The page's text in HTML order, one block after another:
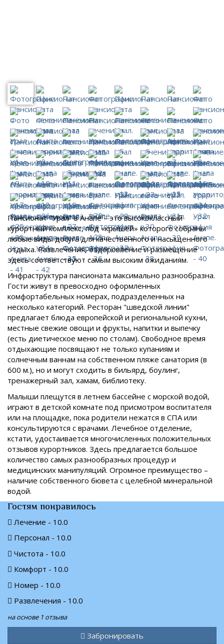
Пансионат "Урал" в Анапе – это высококлассный
курортный комплекс, под «крышей» которого собраны
любые виды досуга для качественного и насыщенного
отдыха. Развлечения, оздоровление и размещение
здесь соответствуют самым высоким ожиданиям.
Инфраструктура пансионата максимально разнообразна.
Гости живут в превосходно оформленных
комфортабельных номерах, подразделенных на
несколько категорий. Ресторан "шведской линии"
предлагает блюда европейской и региональной кухни,
местные свежие овощи и фрукты, напитки и выпечку
(есть диетическое меню по столам). Свободное время
отдыхающие посвящают не только купаниям и
солнечным ваннам на собственном пляже санатория (в
600 м.), но и могут сходить в бильярд, боулинг,
тренажерный зал, хамам, библиотеку.
Малыши плещутся в летнем бассейне с морской водой,
играют в детской комнате под присмотром воспитателя
или на площадке, пока родители нежатся в СПА или
консультируются с врачами. Лечебное отделение,
кстати, удостаивается многочисленных положительных
отзывов курортников. Здесь предлагается большое
количество самых разнообразных процедур и
медицинских манипуляций. Огромное преимущество –
наличие собственного бювета с целебной минеральной
водой.
Гостям понравилось
Лечение - 10.0
Персонал - 10.0
Чистота - 10.0
Комфорт - 10.0
Номер - 10.0
Развлечения - 10.0
на основе 1 отзыва
Забронировать